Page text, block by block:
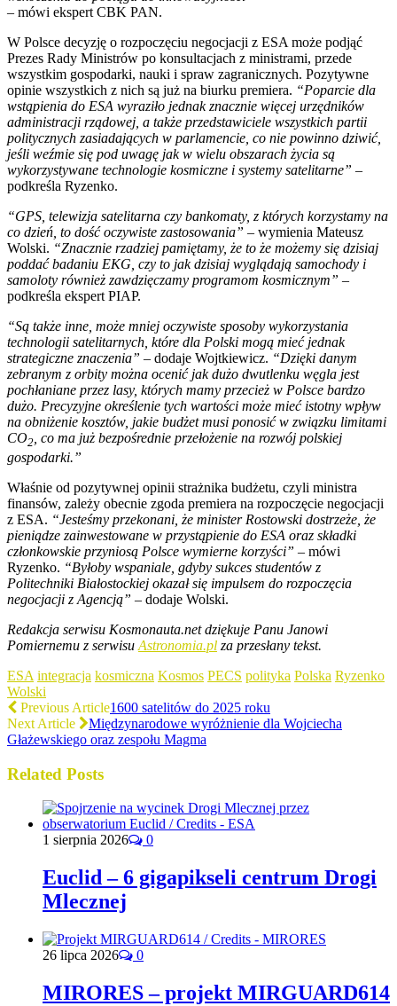
– mówi ekspert CBK PAN.
W Polsce decyzję o rozpoczęciu negocjacji z ESA może podjąć
Prezes Rady Ministrów po konsultacjach z ministrami, przede
wszystkim gospodarki, nauki i spraw zagranicznych. Pozytywne
opinie wszystkich z nich są już na biurku premiera. “Poparcie dla
wstąpienia do ESA wyraziło jednak znacznie więcej urzędników
administracji rządowej, a także przedstawiciele wszystkich partii
politycznych zasiadających w parlamencie, co nie powinno dziwić,
jeśli weźmie się pod uwagę jak w wielu obszarach życia są
wykorzystywane technologie kosmiczne i systemy satelitarne” –
podkreśla Ryzenko.
“GPS, telewizja satelitarna czy bankomaty, z których korzystamy na
co dzień, to dość oczywiste zastosowania” – wymienia Mateusz
Wolski. “Znacznie rzadziej pamiętamy, że to że możemy się dzisiaj
poddać badaniu EKG, czy to jak dzisiaj wyglądają samochody i
samoloty również zawdzięczamy programom kosmicznym” –
podkreśla ekspert PIAP.
“Są także inne, może mniej oczywiste sposoby wykorzystania
technologii satelitarnych, które dla Polski mogą mieć jednak
strategiczne znaczenia” – dodaje Wojtkiewicz. “Dzięki danym
zebranym z orbity można ocenić jak dużo dwutlenku węgla jest
pochłaniane przez lasy, których mamy przecież w Polsce bardzo
dużo. Precyzyjne określenie tych wartości może mieć istotny wpływ
na obniżenie kosztów, jakie budżet musi ponosić w związku limitami
CO2 , co ma już bezpośrednie przełożenie na rozwój polskiej
gospodarki.”
Właśnie od pozytywnej opinii strażnika budżetu, czyli ministra
finansów, zależy obecnie zgoda premiera na rozpoczęcie negocjacji
z ESA. “Jesteśmy przekonani, że minister Rostowski dostrzeże, że
pieniądze zainwestowane w przystąpienie do ESA oraz składki
członkowskie przyniosą Polsce wymierne korzyści” – mówi
Ryzenko. “Byłoby wspaniale, gdyby sukces studentów z
Politechniki Białostockiej okazał się impulsem do rozpoczęcia
negocjacji z Agencją” – dodaje Wolski.
Redakcja serwisu Kosmonauta.net dziękuje Panu Janowi
Pomiernemu z serwisu Astronomia.pl za przesłany tekst.
ESA integracja kosmiczna Kosmos PECS polityka Polska Ryzenko
Wolski
Previous Article1600 satelitów do 2025 roku
Next Article
Międzynarodowe wyróżnienie dla Wojciecha
Głażewskiego oraz zespołu Magma
Related Posts
1 sierpnia 2026 0
Euclid – 6 gigapikseli centrum Drogi
Mlecznej
26 lipca 2026 0
MIRORES – projekt MIRGUARD614